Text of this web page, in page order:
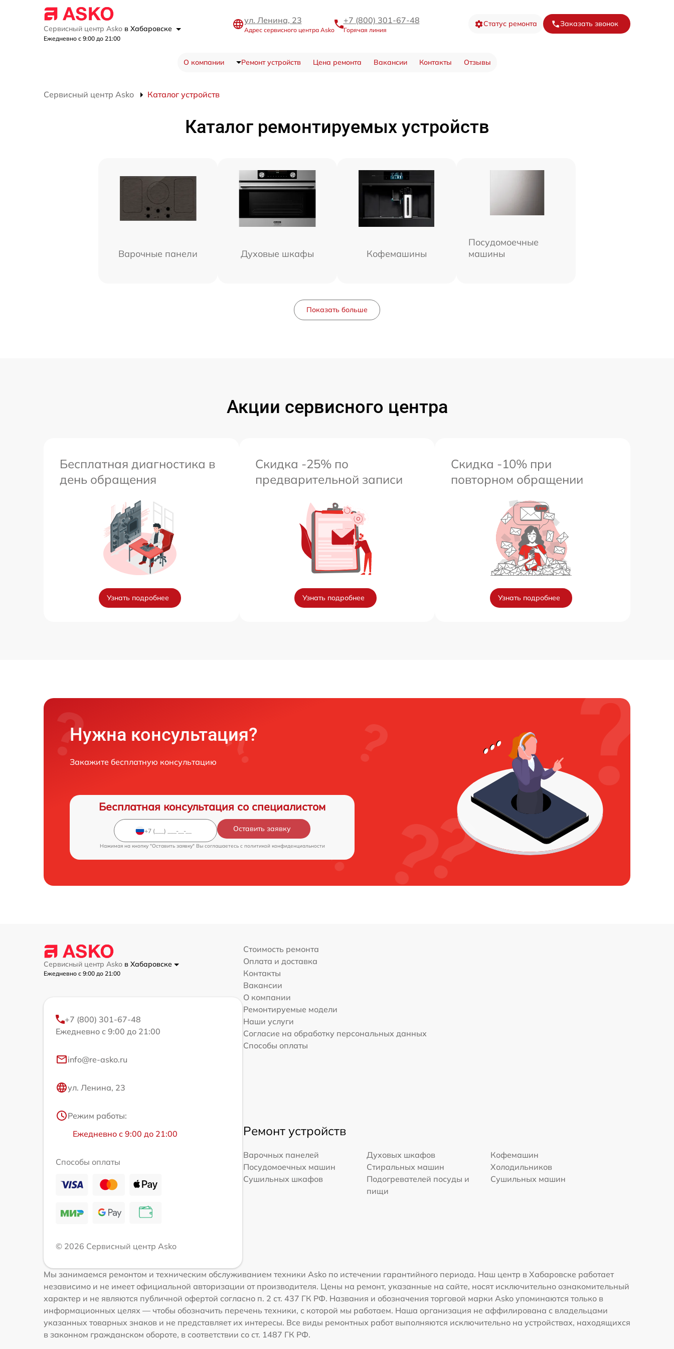
Сервисный центр Asko в Хабаровске
Ежедневно с 9:00 до 21:00
ул. Ленина, 23
Адрес сервисного центра Asko
+7 (800) 301-67-48
Горячая линия
Статус ремонта Заказать звонок
О компании Ремонт устройств Цена ремонта Вакансии Контакты Отзывы
Сервисный центр Asko Каталог устройств
Каталог ремонтируемых устройств
Варочные панели Духовые шкафы Кофемашины
Посудомоечные
машины
Показать больше
Акции сервисного центра
Бесплатная диагностика в
день обращения
Узнать подробнее
Скидка -25% по
предварительной записи
Узнать подробнее
Скидка -10% при
повторном обращении
Узнать подробнее
Нужна консультация?
Закажите бесплатную консультацию
Бесплатная консультация со специалистом
Оставить заявку
Нажимая на кнопку "Оставить заявку" Вы соглашаетесь c политикой конфиденциальности
Сервисный центр Asko в Хабаровске
Ежедневно с 9:00 до 21:00
+7 (800) 301-67-48
Ежедневно с 9:00 до 21:00
info@re-asko.ru
ул. Ленина, 23
Режим работы:
Ежедневно с 9:00 до 21:00
Способы оплаты
© 2026 Сервисный центр Asko
Стоимость ремонта
Оплата и доставка
Контакты
Вакансии
О компании
Ремонтируемые модели
Наши услуги
Согласие на обработку персональных данных
Способы оплаты
Ремонт устройств
Варочных панелей Духовых шкафов
Кофемашин
Посудомоечных машин
Стиральных машин
Холодильников
Сушильных шкафов
Подогревателей посуды и
пищи
Сушильных машин
Мы занимаемся ремонтом и техническим обслуживанием техники Asko по истечении гарантийного периода. Наш центр в Хабаровске работает
независимо и не имеет официальной авторизации от производителя. Цены на ремонт, указанные на сайте, носят исключительно ознакомительный
характер и не являются публичной офертой согласно п. 2 ст. 437 ГК РФ. Названия и обозначения торговой марки Asko упоминаются только в
информационных целях — чтобы обозначить перечень техники, с которой мы работаем. Наша организация не аффилирована с владельцами
указанных товарных знаков и не представляет их интересы. Все виды ремонтных работ выполняются исключительно на устройствах, находящихся
в законном гражданском обороте, в соответствии со ст. 1487 ГК РФ.